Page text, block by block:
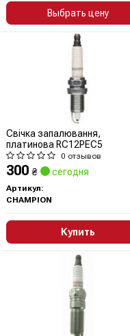
Выбрать цену
Свічка запалювання,
платинова RC12PEC5
0 отзывов
300 ₴ сегодня
Артикул:
CHAMPION
Купить